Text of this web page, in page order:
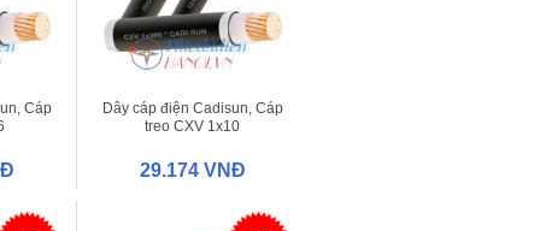
Cáp
Dây cáp điện Cadisun, Cáp
treo CXV 1x10
29.174 VNĐ